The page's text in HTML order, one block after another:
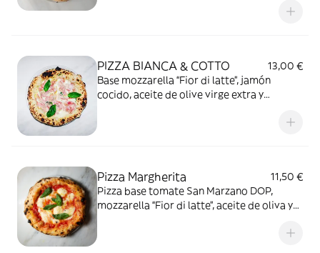
Ricotta km0 y chips de Grana Padano DOP
PIZZA BIANCA & COTTO
13,00 €
Base mozzarella “Fior di latte”, jamón
cocido, aceite de olive virge extra y
Pizza Margherita
11,50 €
Pizza base tomate San Marzano DOP,
mozzarella “Fior di latte”, aceite de oliva y